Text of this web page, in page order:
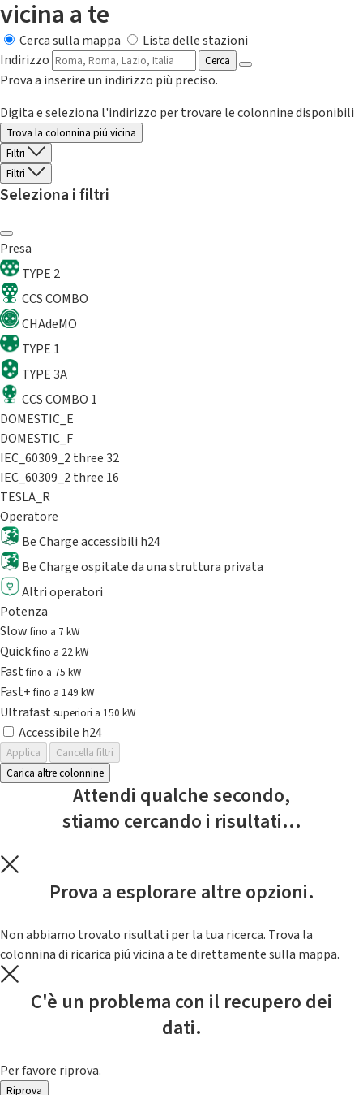
vicina a te
Cerca sulla mappa
Lista delle stazioni
Indirizzo
Cerca
Prova a inserire un indirizzo più preciso.
Digita e seleziona l'indirizzo per trovare le colonnine disponibili
Trova la colonnina piú vicina
Filtri
Filtri
Seleziona i filtri
Presa
TYPE 2
CCS COMBO
CHAdeMO
TYPE 1
TYPE 3A
CCS COMBO 1
DOMESTIC_E
DOMESTIC_F
IEC_60309_2 three 32
IEC_60309_2 three 16
TESLA_R
Operatore
Be Charge accessibili h24
Be Charge ospitate da una struttura privata
Altri operatori
Potenza
Slowfino a 7 kW
Quickfino a 22 kW
Fastfino a 75 kW
Fast+fino a 149 kW
Ultrafast superiori a 150 kW
Accessibile h24
Applica
Cancella filtri
Carica altre colonnine
Attendi qualche secondo,
stiamo cercando i risultati...
Prova a esplorare altre opzioni.
Non abbiamo trovato risultati per la tua ricerca. Trova la
colonnina di ricarica piú vicina a te direttamente sulla mappa.
C'è un problema con il recupero dei
dati.
Per favore riprova.
Riprova